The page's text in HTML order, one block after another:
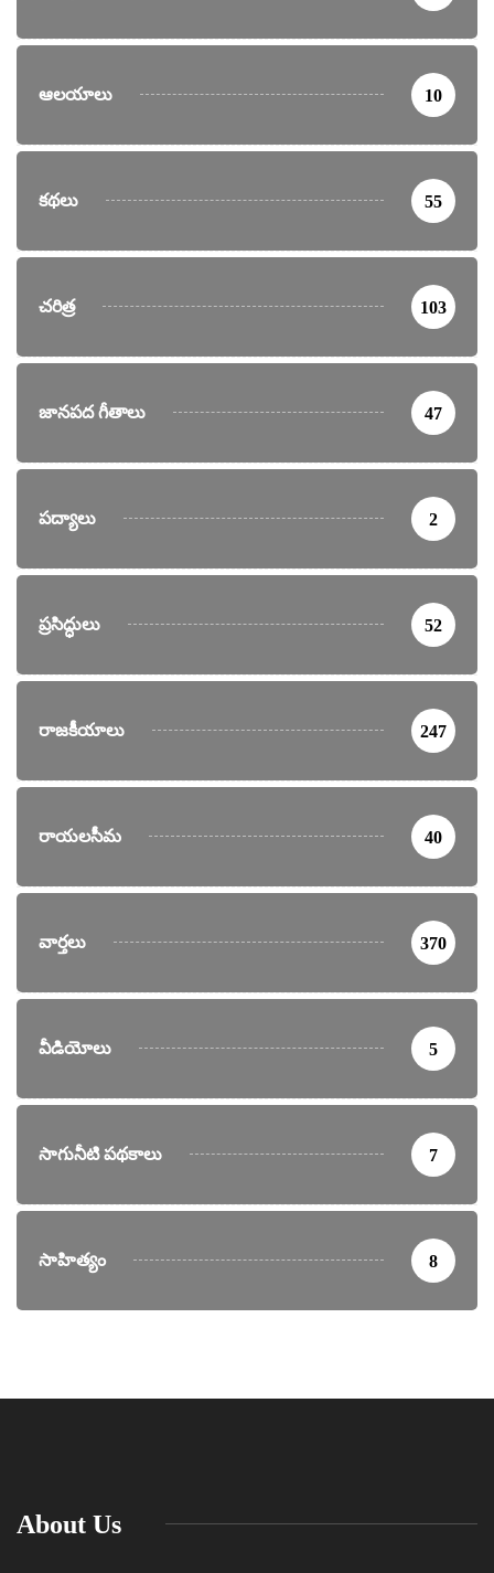
ఆలయాలు 10
కథలు 55
చరిత్ర 103
జానపద గీతాలు 47
పద్యాలు 2
ప్రసిద్ధులు 52
రాజకీయాలు 247
రాయలసీమ 40
వార్తలు 370
వీడియోలు 5
సాగునీటి పథకాలు 7
సాహిత్యం 8
About Us